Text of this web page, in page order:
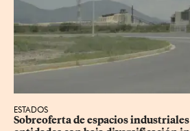
ESTADOS
Sobreoferta de espacios industriales